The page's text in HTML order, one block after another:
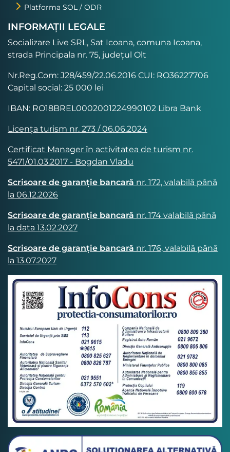
Platforma SOL / ODR
INFORMAȚII LEGALE
Socializare Live SRL, Sat Icoana, comuna Icoana,
strada Principala nr. 75, județul Olt
Nr.Reg.Com: J28/459/22.06.2016 CUI: RO36227706
Capital social: 25 000 lei
IBAN: RO18BREL0002001224990102 Libra Bank
Licența turism nr. 273 / 06.06.2024
Certificat Manager în activitatea de turism nr.
5471/01.03.2017 - Bogdan Vladu
Scrisoare de garanție bancară nr. 172, valabilă până
la 06.12.2026
Scrisoare de garanție bancară nr. 174 valabilă până
la data 13.02.2027
Scrisoare de garanție bancară nr. 176, valabilă până
la 13.07.2027